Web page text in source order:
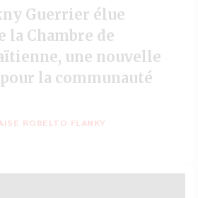
Guerrier élue
la Chambre de
une nouvelle
pour la communauté
ROBELTO FLANKY